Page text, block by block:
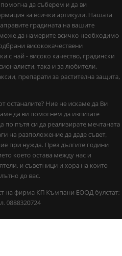
да съберем и да ви
за всички артикули. Нашата
градината на вашите
да намерите всичко необходимо
висококачествени
с най - високо качество, градински
така и за любители,
препарати за растителна защита,
останалите? Ние не искаме да Ви
да ви помогнем да изпитате
по пътя си да реализирате мечтаната
на разположение да даде съвет,
при нужда. През дългите години
което остава между нас и
и съветници и хора на които
до вас.
на фирма КП Къмпани ЕООД булстат:
0888320724